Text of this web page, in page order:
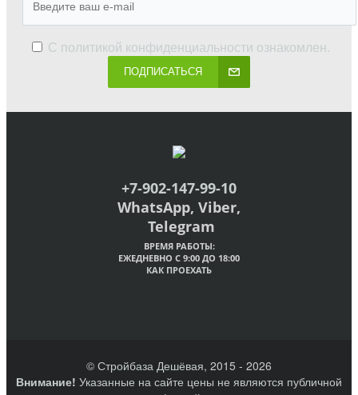
С политикой конфиденциальности ознакомлен.
ПОДПИСАТЬСЯ
+7-902-147-99-10
WhatsApp, Viber,
Telegram
ВРЕМЯ РАБОТЫ:
ЕЖЕДНЕВНО С 9:00 ДО 18:00
КАК ПРОЕХАТЬ
© Стройбаза Дешёвая, 2015 - 2026
Внимание! Указанные на сайте цены не являются публичной